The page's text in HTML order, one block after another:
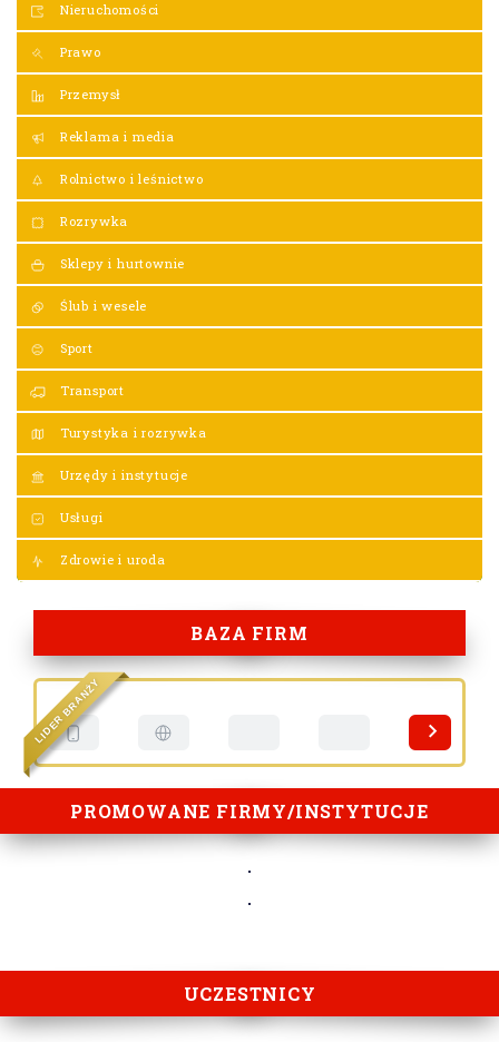
Nieruchomości
Prawo
Przemysł
Reklama i media
Rolnictwo i leśnictwo
Rozrywka
Sklepy i hurtownie
Ślub i wesele
Sport
Transport
Turystyka i rozrywka
Urzędy i instytucje
Usługi
Zdrowie i uroda
BAZA FIRM
LI
DER
BRANŻ
Y
PROMOWANE FIRMY/INSTYTUCJE
UCZESTNICY